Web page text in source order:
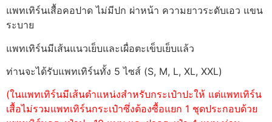
แพทเทิร์นเสื้อคอปาด ไม่มีปก ผ่าหน้า ความยาวระดับเอว แขน
ระบาย
แพทเทิร์นมีเส้นแนวเย็บและเผื่อตะเข็บเย็บแล้ว
ท่านจะได้รับแพทเทิร์นทั้ง 5 ไซส์ (S, M, L, XL, XXL)
(ในแพทเทิร์นมีเส้นตำแหน่งสำหรับกระเป๋าปะให้ แต่แพทเทิร์น
เสื้อไม่รวมแพทเทิร์นกระเป๋าซึ่งต้องซื้อแยก 1 ชุดประกอบด้วย